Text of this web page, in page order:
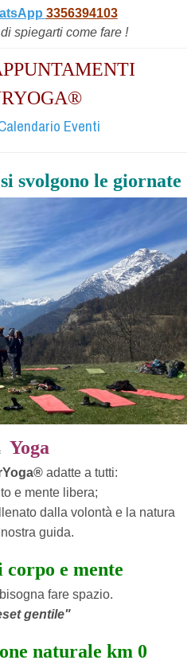
3356394103
spiegarti come fare !
Eventi
svolgono le giornate
Yoga
adatte a tutti:
e mente libera;
dalla volontà e la natura
guida.
corpo e mente
fare spazio.
gentile"
naturale km 0